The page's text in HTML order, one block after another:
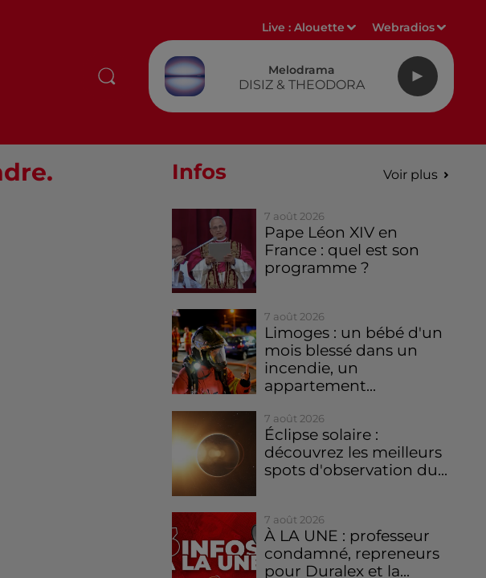
Live :Alouette Webradios
Melodrama
DISIZ & THEODORA
Infos Voir plus
7 août 2026
Pape Léon XIV en
France : quel est son
programme ?
7 août 2026
Limoges : un bébé d'un
mois blessé dans un
incendie, un
appartement...
7 août 2026
Éclipse solaire :
découvrez les meilleurs
spots d'observation du...
7 août 2026
À LA UNE : professeur
condamné, repreneurs
pour Duralex et la...